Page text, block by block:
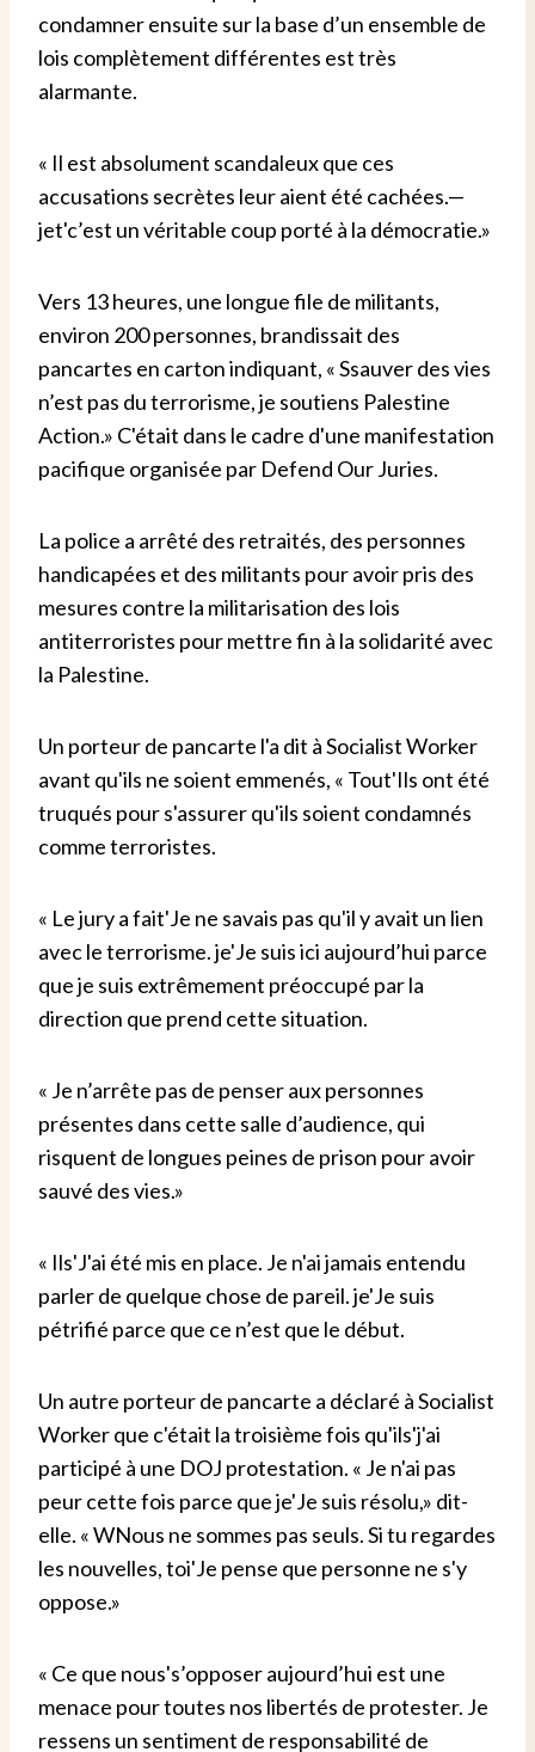
condamner ensuite sur la base d’un ensemble de
lois complètement différentes est très
alarmante.
« Il est absolument scandaleux que ces
accusations secrètes leur aient été cachées.—
jet'c’est un véritable coup porté à la démocratie.»
Vers 13 heures, une longue file de militants,
environ 200 personnes, brandissait des
pancartes en carton indiquant, «Ssauver des vies
n’est pas du terrorisme, je soutiens Palestine
Action.» C'était dans le cadre d'une manifestation
pacifique organisée par Defend Our Juries.
La police a arrêté des retraités, des personnes
handicapées et des militants pour avoir pris des
mesures contre la militarisation des lois
antiterroristes pour mettre fin à la solidarité avec
la Palestine.
Un porteur de pancarte l'a dit à Socialist Worker
avant qu'ils ne soient emmenés, « Tout'Ils ont été
truqués pour s'assurer qu'ils soient condamnés
comme terroristes.
« Le jury a fait'Je ne savais pas qu'il y avait un lien
avec le terrorisme.je'Je suis ici aujourd’hui parce
que je suis extrêmement préoccupé par la
direction que prend cette situation.
« Je n’arrête pas de penser aux personnes
présentes dans cette salle d’audience, qui
risquent de longues peines de prison pour avoir
sauvé des vies.»
« Ils'J'ai été mis en place. Je n'ai jamais entendu
parler de quelque chose de pareil. je'Je suis
pétrifié parce que ce n’est que le début.
Un autre porteur de pancarte a déclaré à Socialist
Worker que c'était la troisième fois qu'ils'j'ai
participé à une DOJ protestation. « Je n'ai pas
peur cette fois parce que je'Je suis résolu,» dit-
elle. «WNous ne sommes pas seuls. Si tu regardes
les nouvelles,toi'Je pense que personne ne s'y
oppose.»
« Ce que nous's’opposer aujourd’hui est une
menace pour toutes nos libertés de protester. Je
ressens un sentiment de responsabilité de